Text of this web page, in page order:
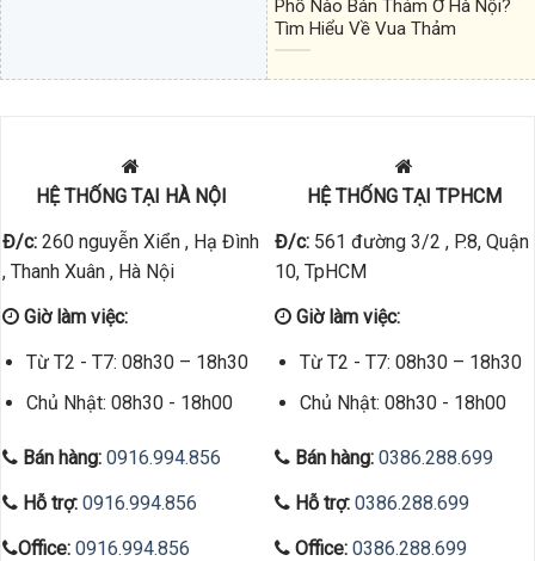
Phố Nào Bán Thảm Ở Hà Nội?
Tìm Hiểu Về Vua Thảm
HỆ THỐNG TẠI HÀ NỘI
Đ/c:260 nguyễn Xiển , Hạ Đình
, Thanh Xuân , Hà Nội
Giờ làm việc:
Từ T2 - T7: 08h30 – 18h30
Chủ Nhật: 08h30 - 18h00
Bán hàng: 0916.994.856
Hỗ trợ: 0916.994.856
Office: 0916.994.856
HỆ THỐNG TẠI TPHCM
Đ/c:561 đường 3/2 , P.8, Quận
10, TpHCM
Giờ làm việc:
Từ T2 - T7: 08h30 – 18h30
Chủ Nhật: 08h30 - 18h00
Bán hàng: 0386.288.699
Hỗ trợ: 0386.288.699
Office: 0386.288.699